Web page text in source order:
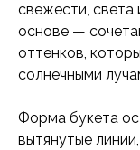
свежести, света
основе —
оттенков,
солнечными
Форма букета
вытянутые